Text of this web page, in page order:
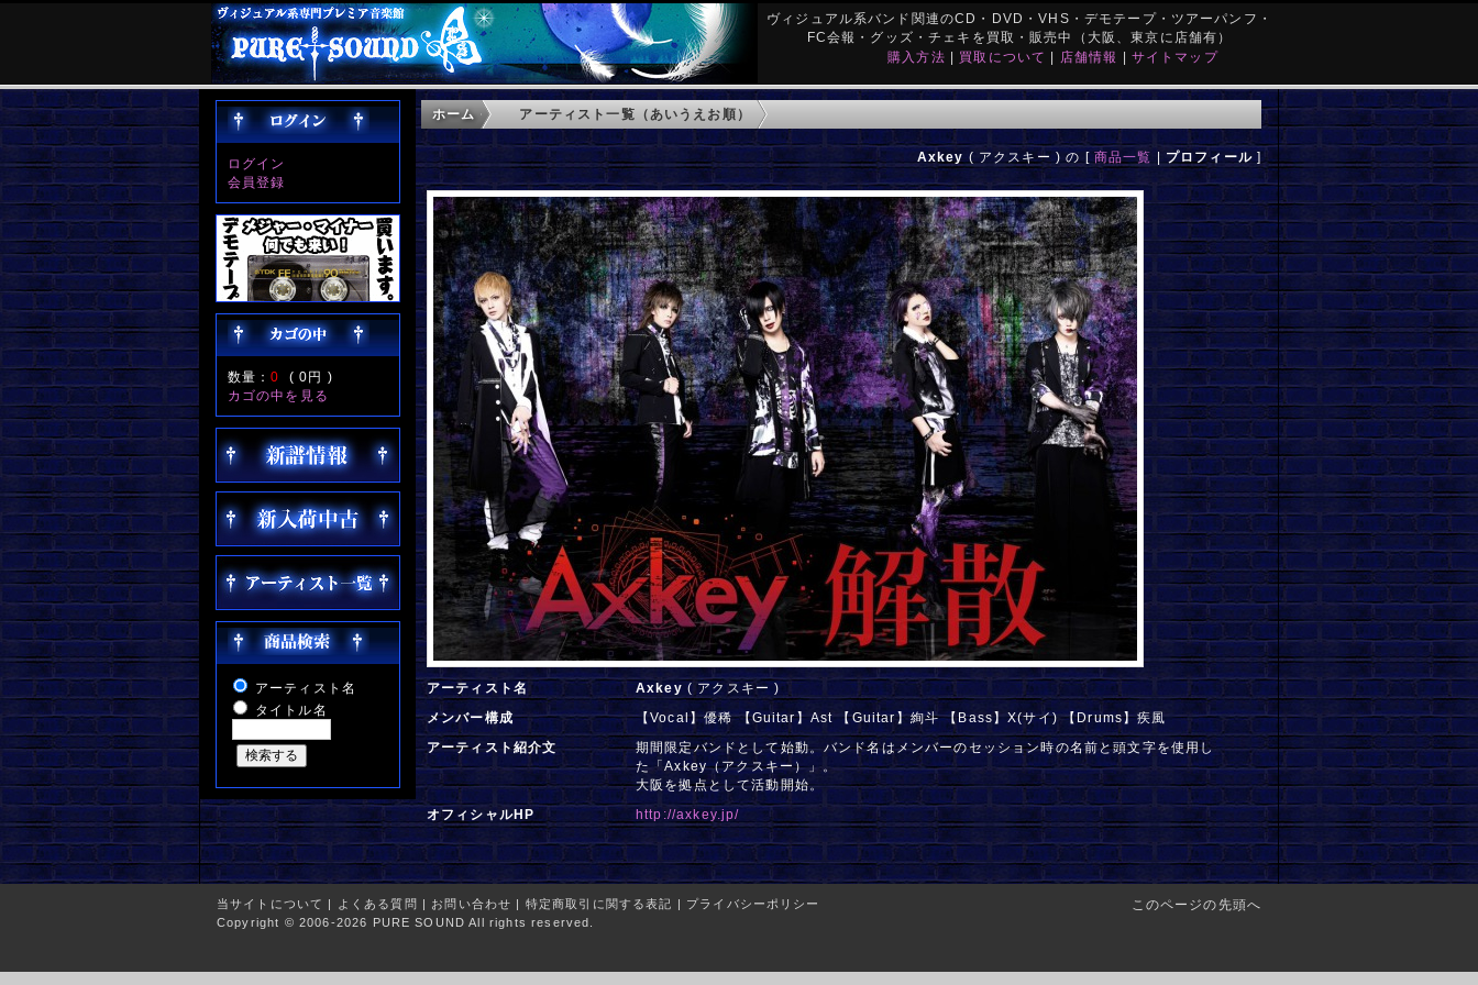
ヴィジュアル系バンド関連のCD・DVD・VHS・デモテープ・ツアーパンフ・
FC会報・グッズ・チェキを買取・販売中（大阪、東京に店舗有）
購入方法 | 買取について | 店舗情報 | サイトマップ
ログイン
会員登録
数量：0 (0円 )
カゴの中を見る
アーティスト名
タイトル名
ホーム アーティスト一覧（あいうえお順）
Axkey ( アクスキー ) の [ 商品一覧 | プロフィール]
アーティスト名 Axkey ( アクスキー )
メンバー構成 【Vocal】優稀 【Guitar】Ast 【Guitar】絢斗 【Bass】X(サイ) 【Drums】疾風
アーティスト紹介文
期間限定バンドとして始動。バンド名はメンバーのセッション時の名前と頭文字を使用し
た「Axkey（アクスキー）」。
大阪を拠点として活動開始。
オフィシャルHP http://axkey.jp/
このページの先頭へ
当サイトについて | よくある質問 | お問い合わせ | 特定商取引に関する表記 | プライバシーポリシー
Copyright © 2006-2026 PURE SOUND All rights reserved.